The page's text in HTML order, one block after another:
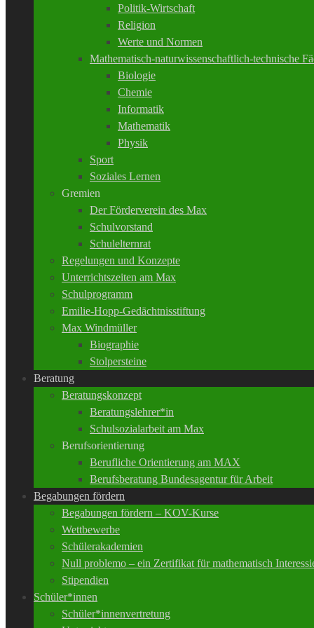
Politik-Wirtschaft
Religion
Werte und Normen
Mathematisch-naturwissenschaftlich-technische
Biologie
Chemie
Informatik
Mathematik
Physik
Sport
Soziales Lernen
Gremien
Der Förderverein des Max
Schulvorstand
Schulelternrat
Regelungen und Konzepte
Unterrichtszeiten am Max
Schulprogramm
Emilie-Hopp-Gedächtnisstiftung
Max Windmüller
Biographie
Stolpersteine
Beratung
Beratungskonzept
Beratungslehrer*in
Schulsozialarbeit am Max
Berufsorientierung
Berufliche Orientierung am MAX
Berufsberatung Bundesagentur für Arbeit
Begabungen fördern
Begabungen fördern – KOV-Kurse
Wettbewerbe
Schülerakademien
Null problemo – ein Zertifikat für mathematisch
Stipendien
Schüler*innen
Schüler*innenvertretung